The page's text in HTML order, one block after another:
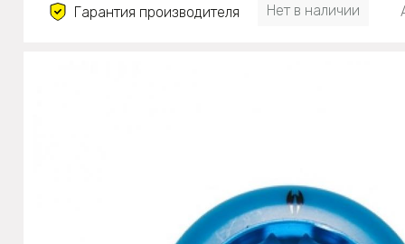
Гарантия производителя
Нет в наличии